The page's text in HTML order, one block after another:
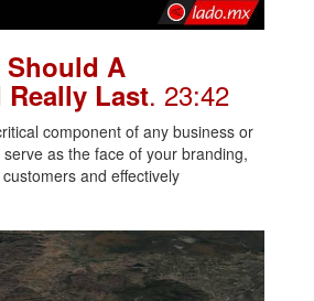
A
Last. 23:42
component of any business or
as the face of your branding,
and effectively